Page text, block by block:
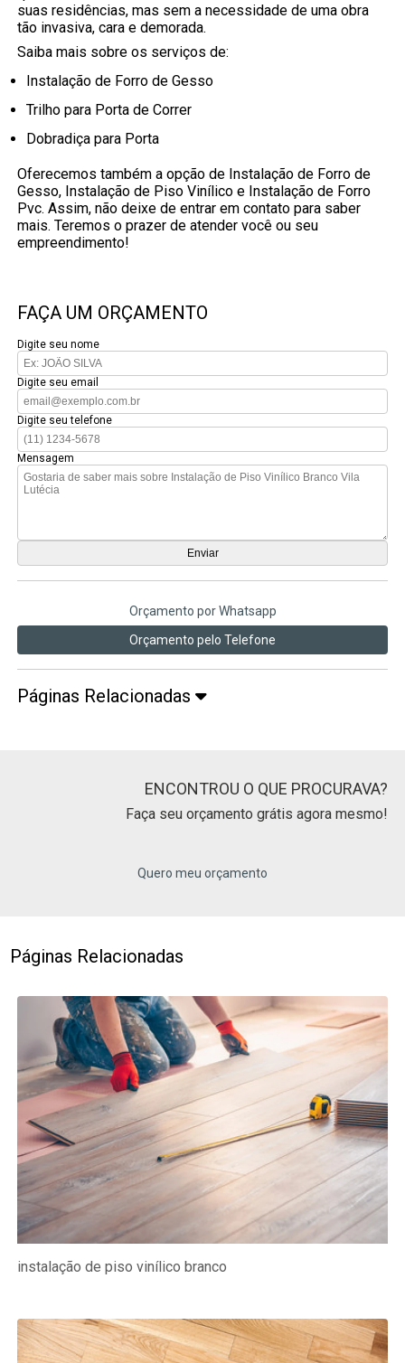
suas residências, mas sem a necessidade de uma obra
tão invasiva, cara e demorada.
Saiba mais sobre os serviços de:
Instalação de Forro de Gesso
Trilho para Porta de Correr
Dobradiça para Porta
Oferecemos também a opção de Instalação de Forro de
Gesso, Instalação de Piso Vinílico e Instalação de Forro
Pvc. Assim, não deixe de entrar em contato para saber
mais. Teremos o prazer de atender você ou seu
empreendimento!
FAÇA UM ORÇAMENTO
Digite seu nome
Digite seu email
Digite seu telefone
Mensagem
Orçamento por Whatsapp
Orçamento pelo Telefone
Páginas Relacionadas
ENCONTROU O QUE PROCURAVA?
Faça seu orçamento grátis agora mesmo!
Quero meu orçamento
Páginas Relacionadas
instalação de piso vinílico branco